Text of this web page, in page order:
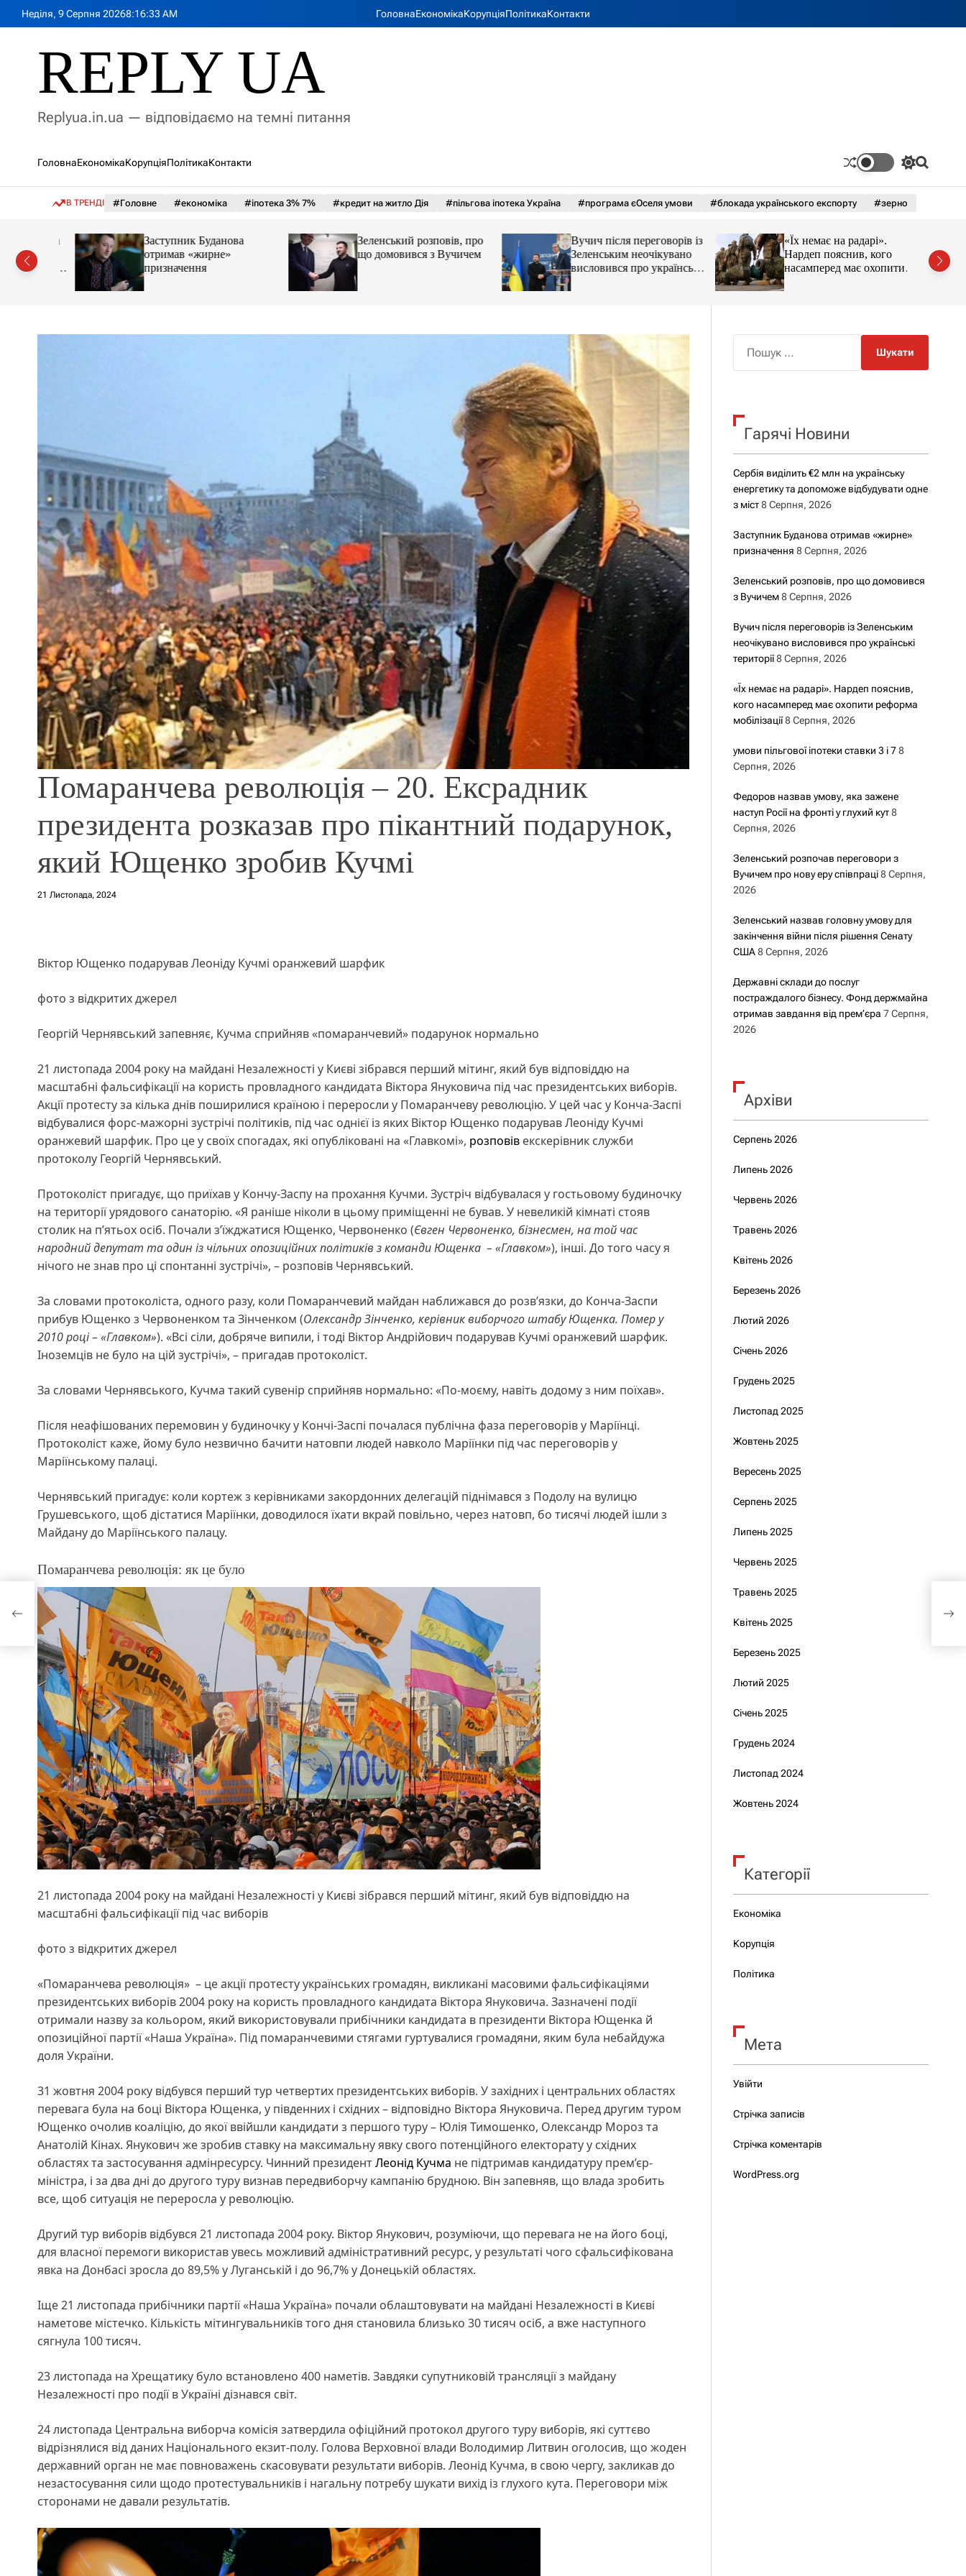
Неділя, 9 Серпня 20268:16:35 AM ГоловнаЕкономікаКорупціяПолітикаКонтакти
REPLY UA
Replyua.in.ua — відповідаємо на темні питання
ГоловнаЕкономікаКорупціяПолітикаКонтакти
П
е
к
а
ч
р
о
у
П
В ТРЕНДІ #Головне #економіка #іпотека 3% 7% #кредит на житло Дія #пільгова іпотека Україна #програма єОселя умови #блокада українського експорту #зерно
та
одне
Заступник Буданова
отримав «жирне»
призначення
Зеленський розповів, про
що домовився з Вучичем
Вучич після переговорів із
Зеленським неочікувано
висловився про українські
території
«Їх немає на радарі».
Нардеп пояснив, кого
насамперед має охопити
реформа мобілізації
Помаранчева революція – 20. Ексрадник
президента розказав про пікантний подарунок,
який Ющенко зробив Кучмі
21 Листопада, 2024
Віктор Ющенко подарував Леоніду Кучмі оранжевий шарфик
фото з відкритих джерел
Георгій Чернявський запевняє, Кучма сприйняв «помаранчевий» подарунок нормально
21 листопада 2004 року на майдані Незалежності у Києві зібрався перший мітинг, який був відповіддю на
масштабні фальсифікації на користь провладного кандидата Віктора Януковича під час президентських виборів.
Акції протесту за кілька днів поширилися країною і переросли у Помаранчеву революцію. У цей час у Конча-Заспі
відбувалися форс-мажорні зустрічі політиків, під час однієї із яких Віктор Ющенко подарував Леоніду Кучмі
оранжевий шарфик. Про це у своїх спогадах, які опубліковані на «Главкомі», розповів екскерівник служби
протоколу Георгій Чернявський.
Протоколіст пригадує, що приїхав у Кончу-Заспу на прохання Кучми. Зустріч відбувалася у гостьовому будиночку
на території урядового санаторію. «Я раніше ніколи в цьому приміщенні не бував. У невеликій кімнаті стояв
столик на п’ятьох осіб. Почали з’їжджатися Ющенко, Червоненко (Євген Червоненко, бізнесмен, на той час
народний депутат та один із чільних опозиційних політиків з команди Ющенка – «Главком»), інші. До того часу я
нічого не знав про ці спонтанні зустрічі», – розповів Чернявський.
За словами протоколіста, одного разу, коли Помаранчевий майдан наближався до розв’язки, до Конча-Заспи
прибув Ющенко з Червоненком та Зінченком (Олександр Зінченко, керівник виборчого штабу Ющенка. Помер у
2010 році – «Главком»). «Всі сіли, добряче випили, і тоді Віктор Андрійович подарував Кучмі оранжевий шарфик.
Іноземців не було на цій зустрічі», – пригадав протоколіст.
За словами Чернявського, Кучма такий сувенір сприйняв нормально: «По-моєму, навіть додому з ним поїхав».
Після неафішованих перемовин у будиночку у Кончі-Заспі почалася публічна фаза переговорів у Маріїнці.
Протоколіст каже, йому було незвично бачити натовпи людей навколо Маріїнки під час переговорів у
Маріїнському палаці.
Чернявський пригадує: коли кортеж з керівниками закордонних делегацій піднімався з Подолу на вулицю
Грушевського, щоб дістатися Маріїнки, доводилося їхати вкрай повільно, через натовп, бо тисячі людей ішли з
Майдану до Маріїнського палацу.
Помаранчева революція: як це було
21 листопада 2004 року на майдані Незалежності у Києві зібрався перший мітинг, який був відповіддю на
масштабні фальсифікації під час виборів
фото з відкритих джерел
«Помаранчева революція» – це акції протесту українських громадян, викликані масовими фальсифікаціями
президентських виборів 2004 року на користь провладного кандидата Віктора Януковича. Зазначені події
отримали назву за кольором, який використовували прибічники кандидата в президенти Віктора Ющенка й
опозиційної партії «Наша Україна». Під помаранчевими стягами гуртувалися громадяни, яким була небайдужа
доля України.
31 жовтня 2004 року відбувся перший тур четвертих президентських виборів. У західних і центральних областях
перевага була на боці Віктора Ющенка, у південних і східних – відповідно Віктора Януковича. Перед другим туром
Ющенко очолив коаліцію, до якої ввійшли кандидати з першого туру – Юлія Тимошенко, Олександр Мороз та
Анатолій Кінах. Янукович же зробив ставку на максимальну явку свого потенційного електорату у східних
областях та застосування адмінресурсу. Чинний президентЛеонід Кучма не підтримав кандидатуру прем’єр-
міністра, і за два дні до другого туру визнав передвиборчу кампанію брудною. Він запевняв, що влада зробить
все, щоб ситуація не переросла у революцію.
Другий тур виборів відбувся 21 листопада 2004 року. Віктор Янукович, розуміючи, що перевага не на його боці,
для власної перемоги використав увесь можливий адміністративний ресурс, у результаті чого сфальсифікована
явка на Донбасі зросла до 89,5% у Луганській і до 96,7% у Донецькій областях.
Іще 21 листопада прибічники партії «Наша Україна» почали облаштовувати на майдані Незалежності в Києві
наметове містечко. Кількість мітингувальників того дня становила близько 30 тисяч осіб, а вже наступного
сягнула 100 тисяч.
23 листопада на Хрещатику було встановлено 400 наметів. Завдяки супутниковій трансляції з майдану
Незалежності про події в Україні дізнався світ.
24 листопада Центральна виборча комісія затвердила офіційний протокол другого туру виборів, які суттєво
відрізнялися від даних Національного екзит-полу. Голова Верховної влади Володимир Литвин оголосив, що жоден
державний орган не має повноважень скасовувати результати виборів. Леонід Кучма, в свою чергу, закликав до
незастосування сили щодо протестувальників і нагальну потребу шукати вихід із глухого кута. Переговори між
сторонами не давали результатів.
к
Гарячі Новини
Сербія виділить €2 млн на українську
енергетику та допоможе відбудувати одне
з міст 8 Серпня, 2026
Заступник Буданова отримав «жирне»
призначення 8 Серпня, 2026
Зеленський розповів, про що домовився
з Вучичем 8 Серпня, 2026
Вучич після переговорів із Зеленським
неочікувано висловився про українські
території 8 Серпня, 2026
«Їх немає на радарі». Нардеп пояснив,
кого насамперед має охопити реформа
мобілізації 8 Серпня, 2026
умови пільгової іпотеки ставки 3 і 7 8
Серпня, 2026
Федоров назвав умову, яка зажене
наступ Росії на фронті у глухий кут 8
Серпня, 2026
Зеленський розпочав переговори з
Вучичем про нову еру співпраці 8 Серпня,
2026
Зеленський назвав головну умову для
закінчення війни після рішення Сенату
США 8 Серпня, 2026
Державні склади до послуг
постраждалого бізнесу. Фонд держмайна
отримав завдання від прем’єра 7 Серпня,
2026
Архіви
Серпень 2026
Липень 2026
Червень 2026
Травень 2026
Квітень 2026
Березень 2026
Лютий 2026
Січень 2026
Грудень 2025
Листопад 2025
Жовтень 2025
Вересень 2025
Серпень 2025
Липень 2025
Червень 2025
Травень 2025
Квітень 2025
Березень 2025
Лютий 2025
Січень 2025
Грудень 2024
Листопад 2024
Жовтень 2024
Категорії
Економіка
Корупція
Політика
Мета
Увійти
Стрічка записів
Стрічка коментарів
WordPress.org